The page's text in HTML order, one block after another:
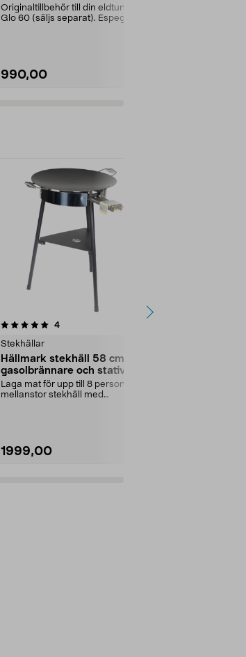
Originaltillbehör till din eldtunna
Glo 60 (säljs separat). Espegard
990,00
4recensioner
Stekhällar
Hällmark stekhäll 58 cm med
gasolbrännare och stativ
Laga mat för upp till 8 personer –
mellanstor stekhäll med
1999,00
4.5 av 5 stjärnor